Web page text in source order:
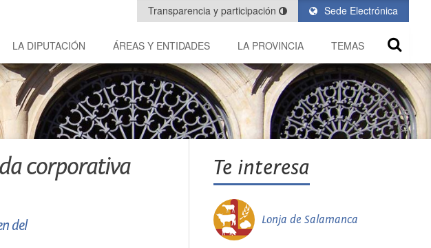
Sede Electrónica
Transparencia y participación
LA DIPUTACIÓN ÁREAS Y ENTIDADES LA PROVINCIA TEMAS
corporativa
del
Te interesa
Lonja de Salamanca